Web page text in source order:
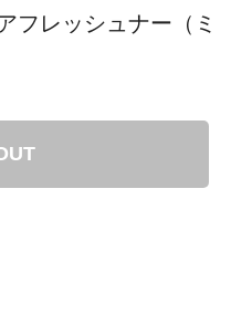
フレッシュナー（ミ